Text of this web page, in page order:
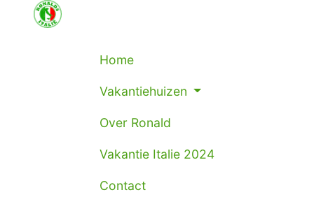
Home
Vakantiehuizen
Over Ronald
Vakantie Italie 2024
Contact